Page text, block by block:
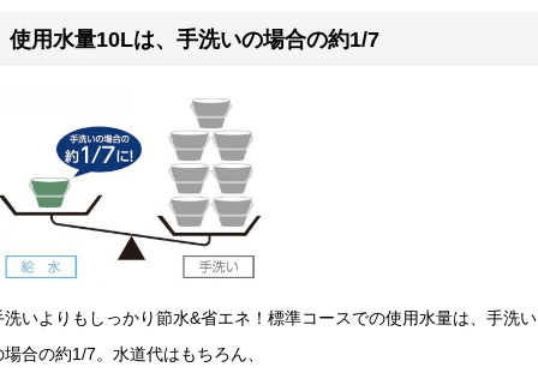
使用水量10Lは、手洗いの場合の約1/7
洗いよりもしっかり節水&省エネ！標準コースでの使用水量は、手洗い
場合の約1/7。水道代はもちろん、